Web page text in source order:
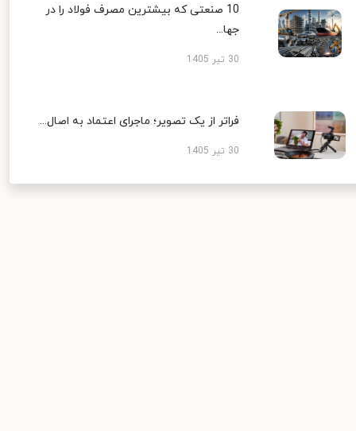
10 صنعتی که بیشترین مصرف فولاد را در
جها...
30 تیر 1405
فراتر از یک تصویر؛ ماجرای اعتماد به اصال...
30 تیر 1405